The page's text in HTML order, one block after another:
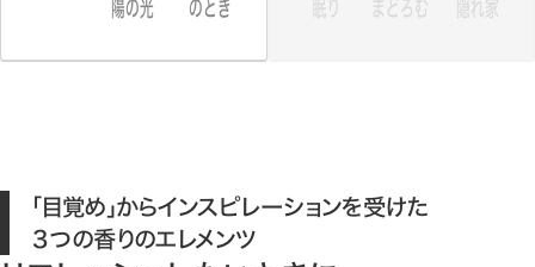
「目覚め」からインスピレーションを受けた
３つの香りのエレメンツ